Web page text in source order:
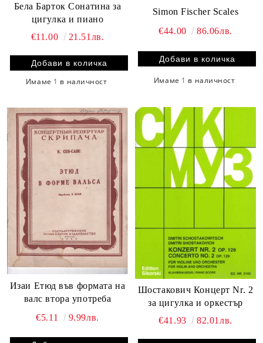
Бела Барток Сонатина за
цигулка и пиано
€11.00
21.51лв.
Имаме 1 в наличност
Simon Fischer Scales
€44.00
86.06лв.
Имаме 1 в наличност
Изаи Етюд във формата на
валс втора употреба
€5.11
9.99лв.
Шостакович Концерт Nr. 2
за цигулка и оркестър
€41.93
82.01лв.